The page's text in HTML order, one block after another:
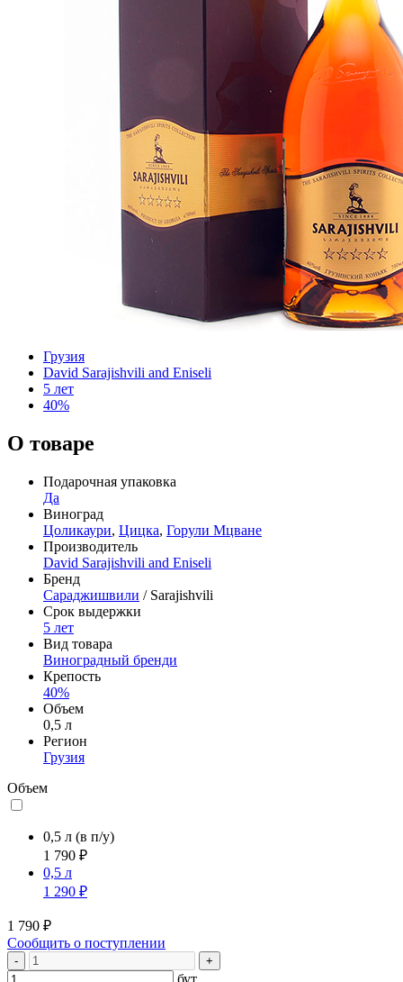
Грузия
David Sarajishvili and Eniseli
5 лет
40%
О товаре
Подарочная упаковка
Да
Виноград
Цоликаури, Цицка, Горули Мцване
Производитель
David Sarajishvili and Eniseli
Бренд
Сараджишвили / Sarajishvili
Срок выдержки
5 лет
Вид товара
Виноградный бренди
Крепость
40%
Объем
0,5 л
Регион
Грузия
Объем
0,5 л (в п/у)
1 790 ₽
0,5 л
1 290 ₽
1 790 ₽
Сообщить о поступлении
- +
бут